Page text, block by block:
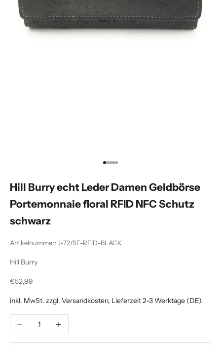
Gehe zu Element 1
Gehe zu Element 2
Gehe zu Element 3
Gehe zu Element 4
Gehe zu Element 5
Hill Burry echt Leder Damen Geldbörse
Portemonnaie floral RFID NFC Schutz
schwarz
Artikelnummer: J-72/SF-RFID-BLACK
Hill Burry
Angebot
€52,99
inkl. MwSt. zzgl. Versandkosten, Lieferzeit 2-3 Werktage (DE).
Anzahl verringernAnzahl erhöhen